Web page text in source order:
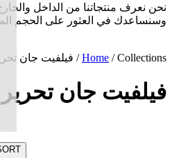
نحن نعرف منتجاتنا من الداخل
وسنساعدك في العثور على الحجم
Home / Collections / فيلفيت جان
فيلفيت جان تحرير